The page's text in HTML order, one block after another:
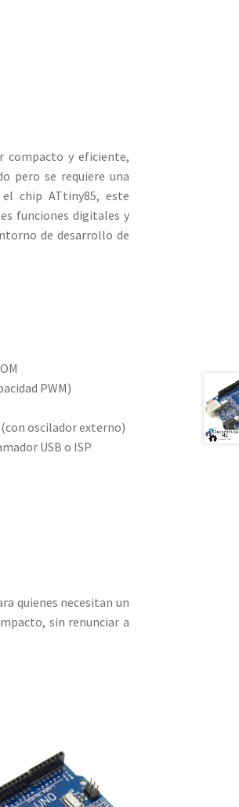
compacto y eficiente,
pero se requiere una
el chip ATtiny85, este
funciones digitales y
de desarrollo de
PWM)
oscilador externo)
USB o ISP
quienes necesitan un
sin renunciar a